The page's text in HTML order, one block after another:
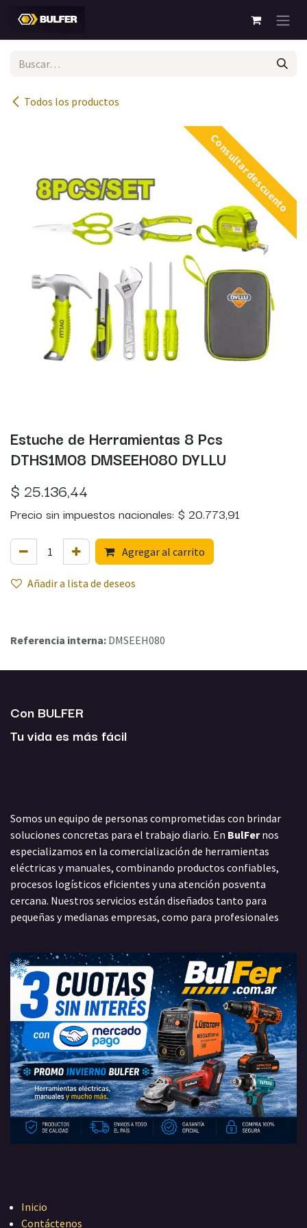
Todos los productos
Consultar descuento
Estuche de Herramientas 8 Pcs
DTHS1M08 DMSEEH080 DYLLU
$ 25.136,44
Precio sin impuestos nacionales: $ 20.773,91
Agregar al carrito
Añadir a lista de deseos
Referencia interna: DMSEEH080
Con BULFER
Tu vida es más fácil
Somos un equipo de personas comprometidas con brindar
soluciones concretas para el trabajo diario. En BulFernos
especializamos en la comercialización de herramientas
eléctricas y manuales, combinando productos confiables,
procesos logísticos eficientes y una atención posventa
cercana. Nuestros servicios están diseñados tanto para
pequeñas y medianas empresas, como para profesionales
Inicio
Contáctenos